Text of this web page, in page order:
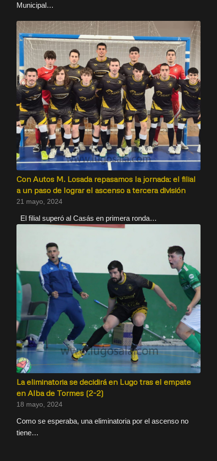
Municipal…
Con Autos M. Losada repasamos la jornada: el filial
a un paso de lograr el ascenso a tercera división
21 mayo, 2024
El filial superó al Casás en primera ronda…
La eliminatoria se decidirá en Lugo tras el empate
en Alba de Tormes (2-2)
18 mayo, 2024
Como se esperaba, una eliminatoria por el ascenso no
tiene…